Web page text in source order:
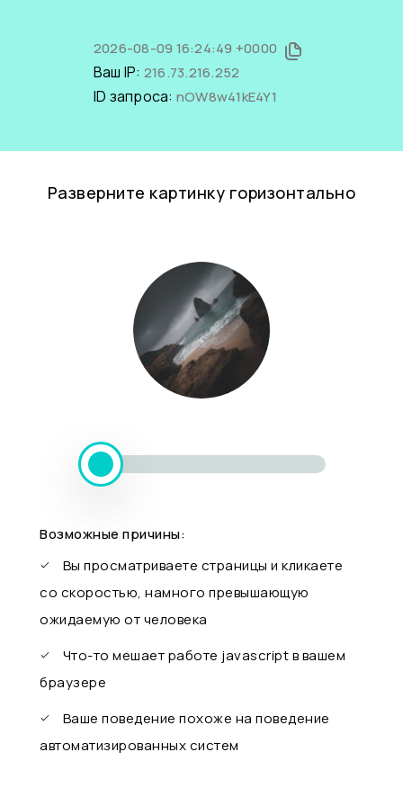
2026-08-09 16:24:49 +0000
Ваш IP: 216.73.216.252
ID запроса: nOW8w41kE4Y1
Разверните картинку горизонтально
Возможные причины:
Вы просматриваете страницы и кликаете
со скоростью, намного превышающую
ожидаемую от человека
Что-то мешает работе javascript в вашем
браузере
Ваше поведение похоже на поведение
автоматизированных систем